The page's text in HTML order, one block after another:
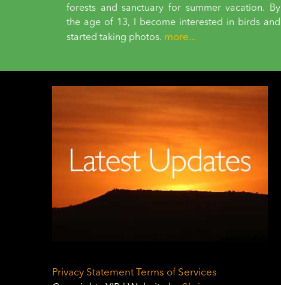
forests and sanctuary for summer vacation. By
the age of 13, I become interested in birds and
started taking photos. more...
Privacy Statement
Terms of Services